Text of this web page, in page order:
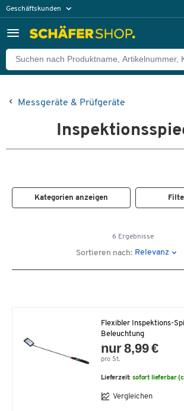
Geschäftskunden
Messgeräte & Prüfgeräte
Kategorien anzeigen
6 Ergebnisse
Sortieren nach: Relevanz
Flexibler Inspektions-
Beleuchtung
nur 8,99 €
pro St.
Lieferzeit:sofort lieferbar
Vergleichen